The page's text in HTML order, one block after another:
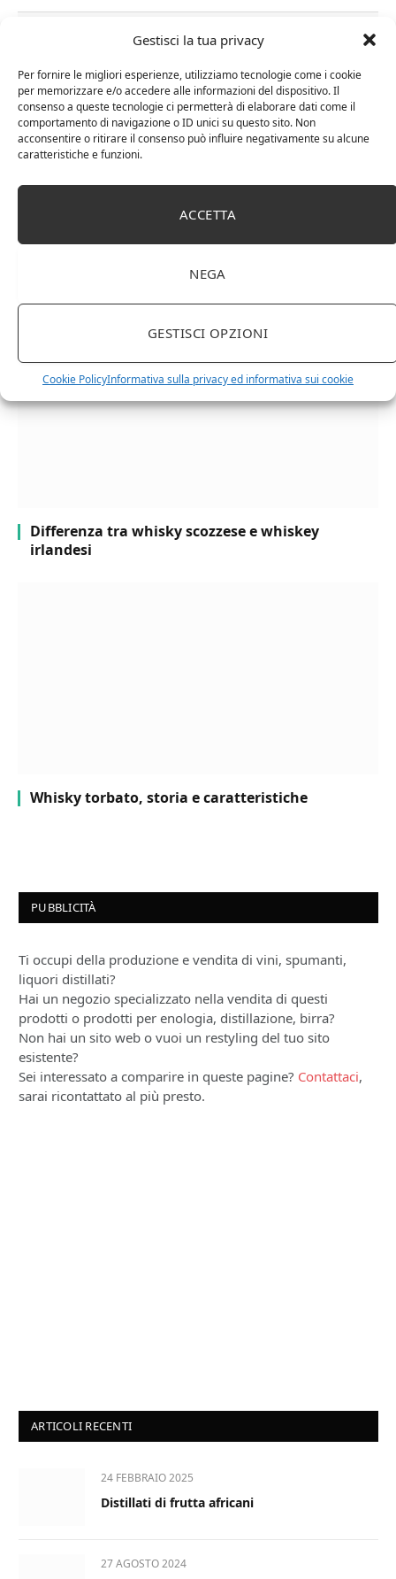
Gestisci la tua privacy
Per fornire le migliori esperienze, utilizziamo tecnologie come i cookie
per memorizzare e/o accedere alle informazioni del dispositivo. Il
consenso a queste tecnologie ci permetterà di elaborare dati come il
comportamento di navigazione o ID unici su questo sito. Non
acconsentire o ritirare il consenso può influire negativamente su alcune
caratteristiche e funzioni.
ACCETTA
NEGA
GESTISCI OPZIONI
Cookie PolicyInformativa sulla privacy ed informativa sui cookie
Distillati di frutta africani
Differenza tra whisky scozzese e whiskey
irlandesi
Whisky torbato, storia e caratteristiche
PUBBLICITÀ
Ti occupi della produzione e vendita di vini, spumanti,
liquori distillati?
Hai un negozio specializzato nella vendita di questi
prodotti o prodotti per enologia, distillazione, birra?
Non hai un sito web o vuoi un restyling del tuo sito
esistente?
Sei interessato a comparire in queste pagine? Contattaci,
sarai ricontattato al più presto.
ARTICOLI RECENTI
24 FEBBRAIO 2025
Distillati di frutta africani
27 AGOSTO 2024